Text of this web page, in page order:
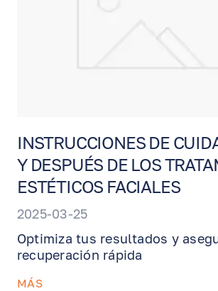
INSTRUCCIONES DE
Y DESPUÉS DE LOS
ESTÉTICOS FACIALES
2025-03-25
Optimiza tus resultados y
recuperación rápida
MÁS